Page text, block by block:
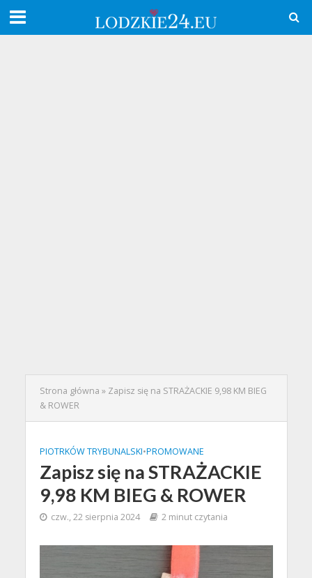
Strona główna » Zapisz się na STRAŻACKIE 9,98 KM BIEG
& ROWER
PIOTRKÓW TRYBUNALSKI•PROMOWANE
Zapisz się na STRAŻACKIE
9,98 KM BIEG & ROWER
czw., 22 sierpnia 2024 2 minut czytania